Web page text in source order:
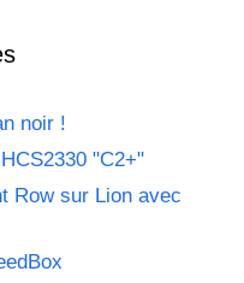
noir !
"C2+"
Row sur Lion avec